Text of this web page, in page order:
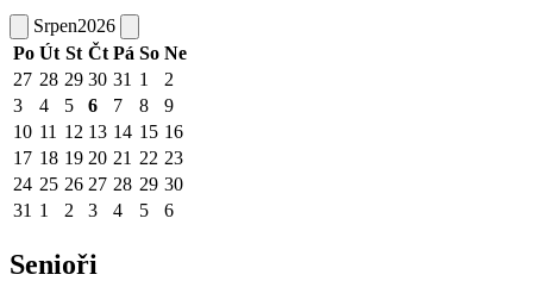
Srpen2026
Po Út St Čt Pá So Ne
27 28 29 30 31 1
2
3
4 5 6 7 8
9
10 11 12 13 14 15 16
17 18 19 20 21 22 23
24 25 26 27 28 29 30
31 1 2 3 4 5 6
Senioři